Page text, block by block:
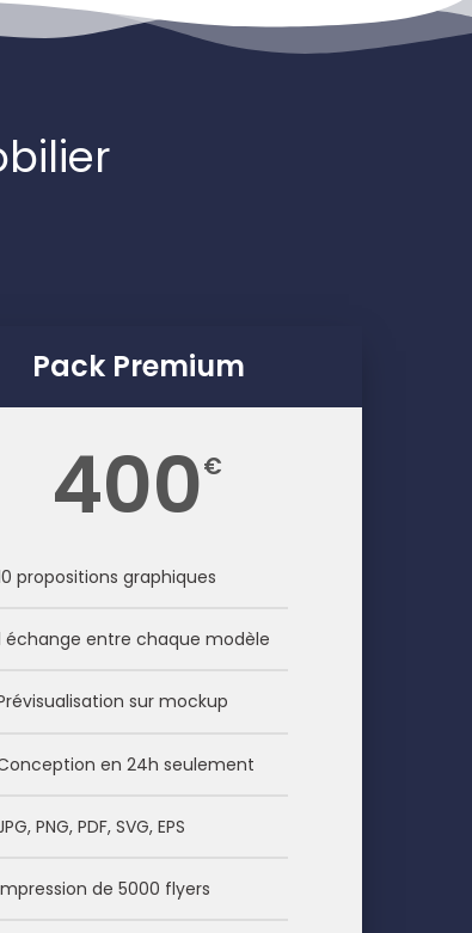
Pack Premium
400€
propositions graphiques
échange entre chaque modèle
sur mockup
en 24h seulement
PNG, PDF, SVG, EPS
de 5000 flyers